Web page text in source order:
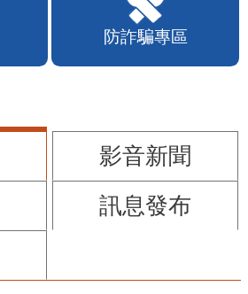
防詐騙專區
影音新聞
訊息發布